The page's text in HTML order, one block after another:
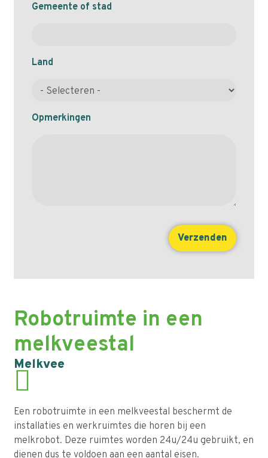
Gemeente of stad
Land
Opmerkingen
Robotruimte in een
melkveestal
Melkvee
Een robotruimte in een melkveestal beschermt de
installaties en werkruimtes die horen bij een
melkrobot. Deze ruimtes worden 24u/24u gebruikt, en
dienen dus te voldoen aan een aantal eisen.